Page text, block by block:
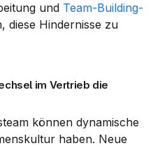
und Team-Building-
diese Hindernisse zu
im Vertrieb die
können dynamische
haben. Neue